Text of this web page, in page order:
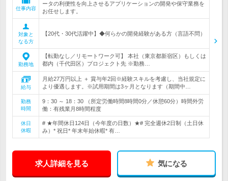
仕事内容
ータの利便性を向上させるアプリケーションの開発や保守業務を
お任せします。
対象と
なる方
【20代・30代活躍中】◆何らかの開発経験がある方（言語不問）
勤務地
【転勤なし／リモートワーク可】 本社（東京都新宿区）もしくは
都内（千代田区）プロジェクト先 ※勤務…
給与
月給27万円以上 ＋ 賞与年2回※経験スキルを考慮し、当社規定に
より優遇します。※試用期間は3ヶ月となります（期間中…
勤務
時間
9：30 ～ 18：30 （所定労働時間8時間0分／休憩60分）時間外労
働：有残業月8時間程度
休日
休暇
# ★年間休日124日（今年度の日数）★# 完全週休2日制（土日休
み）* 祝日* 年末年始休暇* 有…
求人詳細を見る 気になる